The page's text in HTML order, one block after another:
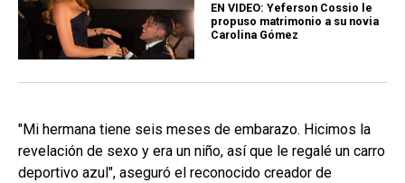
EN VIDEO: Yeferson Cossio le
propuso matrimonio a su novia
Carolina Gómez
"Mi hermana tiene seis meses de embarazo. Hicimos la
revelación de sexo y era un niño, así que le regalé un carro
deportivo azul", aseguró el reconocido creador de